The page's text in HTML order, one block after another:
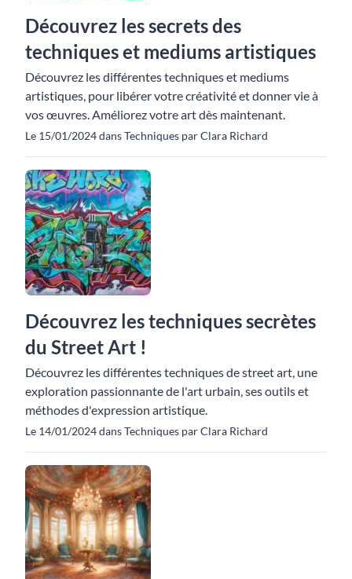
Découvrez les secrets des
techniques et mediums artistiques
Découvrez les différentes techniques et mediums
artistiques, pour libérer votre créativité et donner vie à
vos œuvres. Améliorez votre art dès maintenant.
Le 15/01/2024 dans Techniques par Clara Richard
Découvrez les techniques secrètes
du Street Art !
Découvrez les différentes techniques de street art, une
exploration passionnante de l'art urbain, ses outils et
méthodes d'expression artistique.
Le 14/01/2024 dans Techniques par Clara Richard